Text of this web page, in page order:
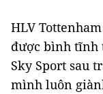
HLV
được bình tĩnh
Sky Sport sau
mình luôn